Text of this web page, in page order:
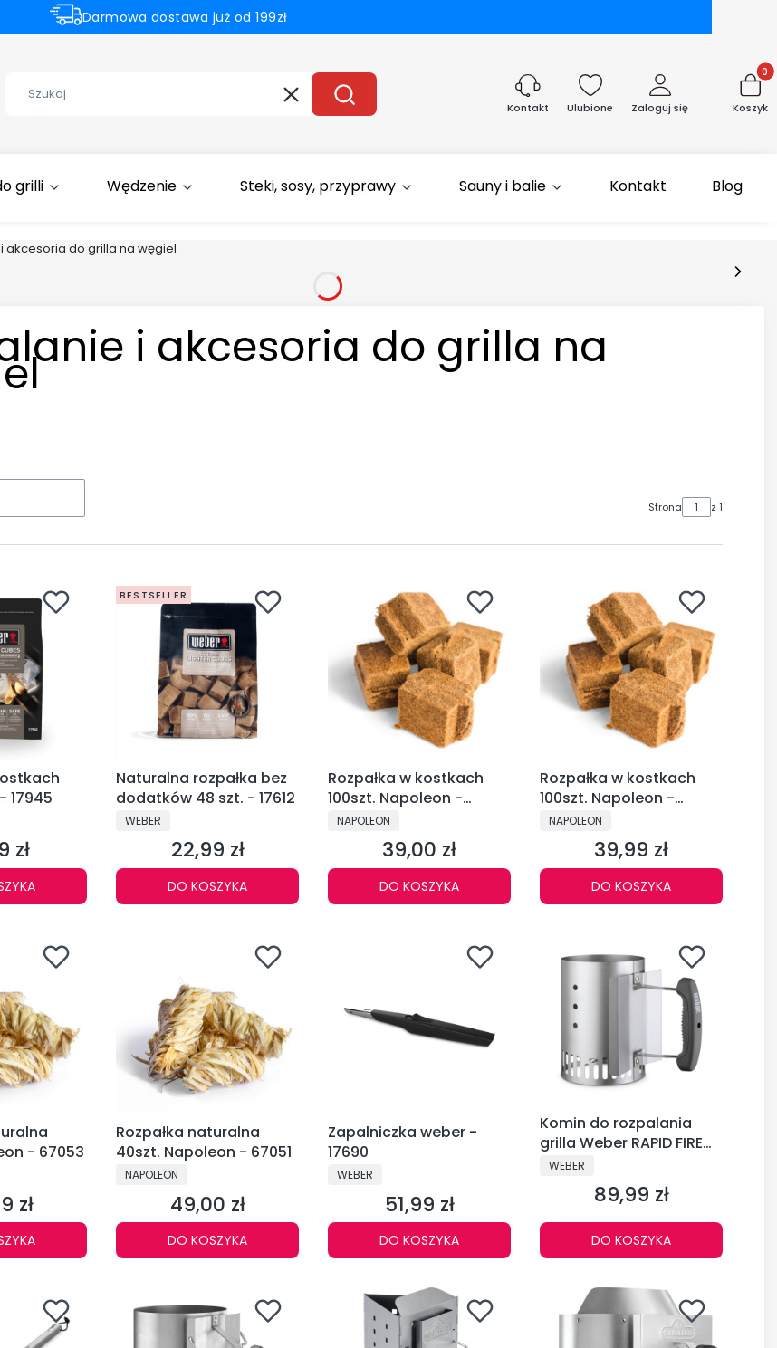
Darmowa dostawa już od 199zł
WyczyśćSzukaj Kontakt Ulubione Zaloguj się Koszyk
grilli Wędzenie Steki, sosy, przyprawy Sauny i balie Kontakt Blog
akcesoria do grilla na węgiel
i akcesoria do grilla na
Strona z 1
17945
zł
BESTSELLER
Naturalna rozpałka bez
dodatków 48 szt. - 17612
PRODUCENT
WEBER
Cena
22,99 zł
DO KOSZYKA
Rozpałka w kostkach
100szt. Napoleon -
67050
PRODUCENT
NAPOLEON
Cena
39,00 zł
DO KOSZYKA
Rozpałka w kostkach
100szt. Napoleon -
67052
PRODUCENT
NAPOLEON
Cena
39,99 zł
DO KOSZYKA
- 67053
zł
Rozpałka naturalna
40szt. Napoleon - 67051
PRODUCENT
NAPOLEON
Cena
49,00 zł
DO KOSZYKA
Zapalniczka weber -
17690
PRODUCENT
WEBER
Cena
51,99 zł
DO KOSZYKA
Komin do rozpalania
grilla Weber RAPID FIRE
mały - 7447
PRODUCENT
WEBER
Cena
89,99 zł
DO KOSZYKA